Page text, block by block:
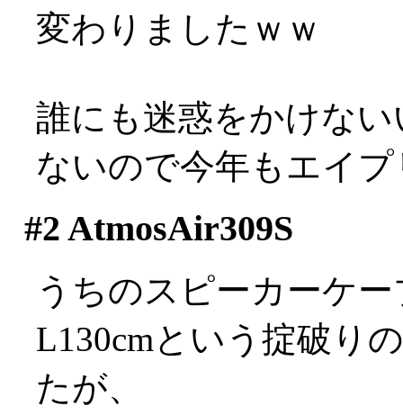
変わりましたｗｗ
誰にも迷惑をかけな
ないので今年もエイ
#2 AtmosAir309S
うちのスピーカーケ
L130cmという掟破り
たが、